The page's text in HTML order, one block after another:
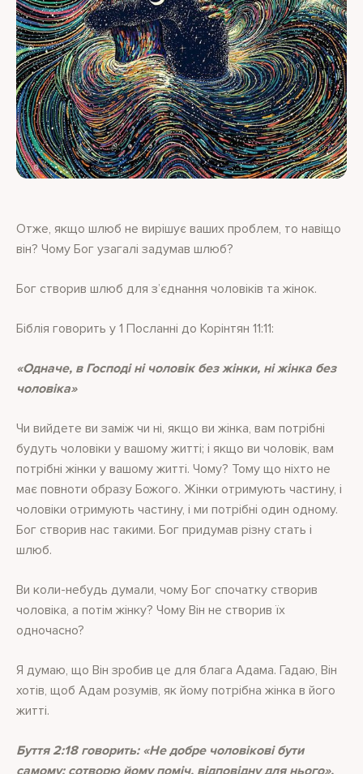
Отже, якщо шлюб не вирішує ваших проблем, то навіщо
він? Чому Бог узагалі задумав шлюб?
Бог створив шлюб для з’єднання чоловіків та жінок.
Біблія говорить у 1 Посланні до Корінтян 11:11:
«Одначе, в Господі ні чоловік без жінки, ні жінка без
чоловіка»
Чи вийдете ви заміж чи ні, якщо ви жінка, вам потрібні
будуть чоловіки у вашому житті; і якщо ви чоловік, вам
потрібні жінки у вашому житті. Чому? Тому що ніхто не
має повноти образу Божого. Жінки отримують частину, і
чоловіки отримують частину, і ми потрібні один одному.
Бог створив нас такими. Бог придумав різну стать і
шлюб.
Ви коли-небудь думали, чому Бог спочатку створив
чоловіка, а потім жінку? Чому Він не створив їх
одночасно?
Я думаю, що Він зробив це для блага Адама. Гадаю, Він
хотів, щоб Адам розумів, як йому потрібна жінка в його
житті.
Буття 2:18 говорить: «Не добре чоловікові бути
самому; сотворю йому поміч, відповідну для нього».